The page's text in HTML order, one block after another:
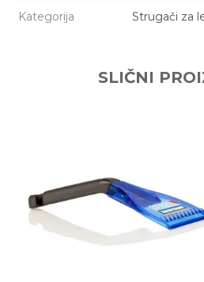
Kategorija Strugači za
SLIČNI